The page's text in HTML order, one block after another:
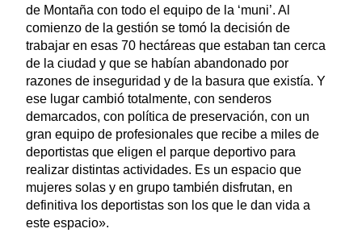
de Montaña con todo el equipo de la ‘muni’. Al
comienzo de la gestión se tomó la decisión de
trabajar en esas 70 hectáreas que estaban tan cerca
de la ciudad y que se habían abandonado por
razones de inseguridad y de la basura que existía. Y
ese lugar cambió totalmente, con senderos
demarcados, con política de preservación, con un
gran equipo de profesionales que recibe a miles de
deportistas que eligen el parque deportivo para
realizar distintas actividades. Es un espacio que
mujeres solas y en grupo también disfrutan, en
definitiva los deportistas son los que le dan vida a
este espacio».